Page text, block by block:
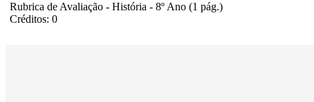
Rubrica de Avaliação - História - 8º Ano (1 pág.)
Créditos: 0